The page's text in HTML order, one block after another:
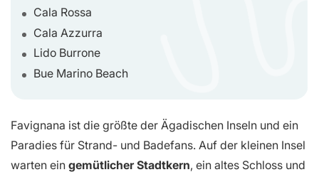
Cala Rossa
Cala Azzurra
Lido Burrone
Bue Marino Beach
Favignana ist die größte der Ägadischen Inseln und ein
Paradies für Strand- und Badefans. Auf der kleinen Insel
warten ein gemütlicher Stadtkern, ein altes Schloss und